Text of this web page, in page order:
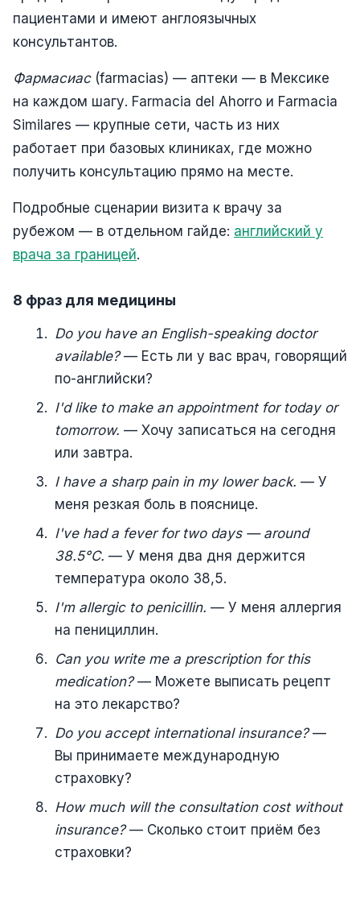
пациентами и имеют англоязычных
консультантов.
Фармасиас(farmacias) — аптеки — в Мексике
на каждом шагу. Farmacia del Ahorro и Farmacia
Similares — крупные сети, часть из них
работает при базовых клиниках, где можно
получить консультацию прямо на месте.
Подробные сценарии визита к врачу за
рубежом — в отдельном гайде: английский у
врача за границей.
8 фраз для медицины
Do you have an English-speaking doctor
available?— Есть ли у вас врач, говорящий
по-английски?
I'd like to make an appointment for today or
tomorrow. — Хочу записаться на сегодня
или завтра.
I have a sharp pain in my lower back. — У
меня резкая боль в пояснице.
I've had a fever for two days — around
38.5°C. — У меня два дня держится
температура около 38,5.
I'm allergic to penicillin. — У меня аллергия
на пенициллин.
Can you write me a prescription for this
medication?— Можете выписать рецепт
на это лекарство?
Do you accept international insurance?—
Вы принимаете международную
страховку?
How much will the consultation cost without
insurance?— Сколько стоит приём без
страховки?